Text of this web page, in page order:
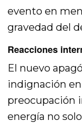
evento en
gravedad del
Reacciones
El nuevo
indignación
preocupación
energía no